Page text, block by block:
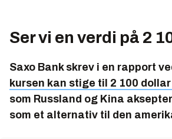
Ser vi en verdi på 2
Saxo Bank skrev i en rapport
kursen kan stige til 2 100 dollar
som Russland og Kina
som et alternativ til den